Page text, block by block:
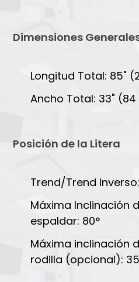
Dimensiones
Longitud Total: 85"
Ancho Total: 33"
Posición de la Litera
Trend/Trend
Máxima Inclinación
espaldar: 80°
Máxima inclinación
rodilla (opcional):